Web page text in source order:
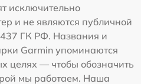
исключительно
и не являются публичной
437 ГК РФ. Названия и
Garmin упоминаются
целях — чтобы обозначить
мы работаем. Наша